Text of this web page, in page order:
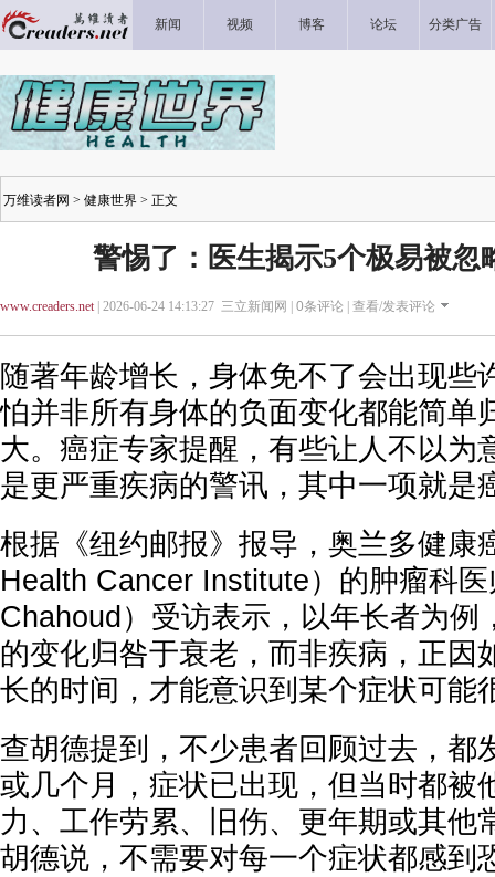
新闻 视频 博客 论坛 分类广告
万维读者网 > 健康世界 > 正文
警惕了：医生揭示5个极易被忽
www.creaders.net| 2026-06-24 14:13:27 三立新闻网 | 0条评论 | 查看/发表评论
随著年龄增长，身体免不了会出现些
怕并非所有身体的负面变化都能简单
大。癌症专家提醒，有些让人不以为
是更严重疾病的警讯，其中一项就是
根据《纽约邮报》报导，奥兰多健康
Health Cancer Institute）的肿瘤科
Chahoud）受访表示，以年长者为例
的变化归咎于衰老，而非疾病，正因
长的时间，才能意识到某个症状可能
查胡德提到，不少患者回顾过去，都
或几个月，症状已出现，但当时都被
力、工作劳累、旧伤、更年期或其他
胡德说，不需要对每一个症状都感到